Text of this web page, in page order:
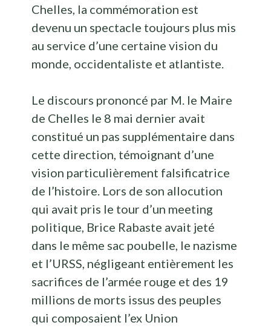
Chelles, la commémoration est
devenu un spectacle toujours plus mis
au service d’une certaine vision du
monde, occidentaliste et atlantiste.
Le discours prononcé par M. le Maire
de Chelles le 8 mai dernier avait
constitué un pas supplémentaire dans
cette direction, témoignant d’une
vision particulièrement falsificatrice
de l’histoire. Lors de son allocution
qui avait pris le tour d’un meeting
politique, Brice Rabaste avait jeté
dans le même sac poubelle, le nazisme
et l’URSS, négligeant entièrement les
sacrifices de l’armée rouge et des 19
millions de morts issus des peuples
qui composaient l’ex Union